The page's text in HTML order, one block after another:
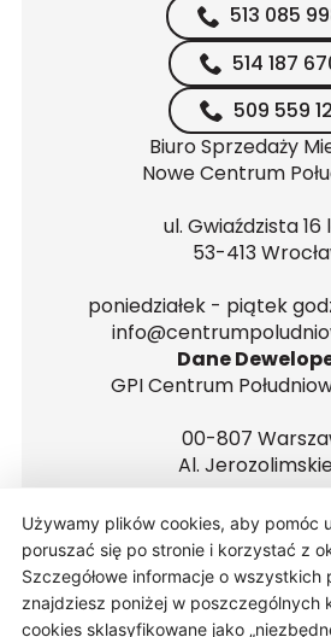
513 085
514 187
509 559
Biuro Sprzedaży
Nowe Centrum
ul. Gwiaździsta 16
53-413
poniedziałek - piątek
Dane
GPI Centrum
00-807
Al.
NIP
REGON
Używamy plików cookies, aby pomóc
poruszać się po stronie i korzystać z
Szczegółowe informacje o wszystkich
znajdziesz poniżej w poszczególnych
cookies sklasyfikowane jako